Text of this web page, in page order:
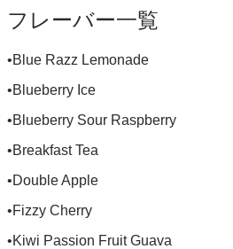
フレーバー一覧
•Blue Razz Lemonade
•Blueberry Ice
•Blueberry Sour Raspberry
•Breakfast Tea
•Double Apple
•Fizzy Cherry
•Kiwi Passion Fruit Guava